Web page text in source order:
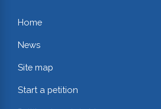
Home
News
Site map
Start a petition